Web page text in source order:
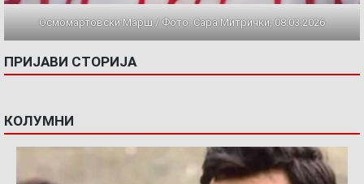
Осмомартовски Марш / Фото: Сара Митрички, 08.03.2026
ПРИЈАВИ СТОРИЈА
КОЛУМНИ